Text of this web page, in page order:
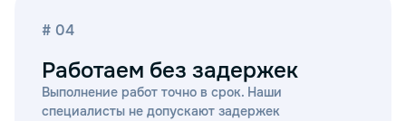
# 04
Работаем без задержек
Выполнение работ точно в срок. Наши
специалисты не допускают задержек